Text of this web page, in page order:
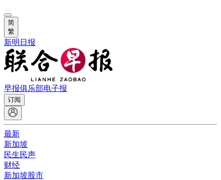
简
繁
新明日报
早报俱乐部电子报
订阅
最新
新加坡
民生民声
财经
新加坡股市